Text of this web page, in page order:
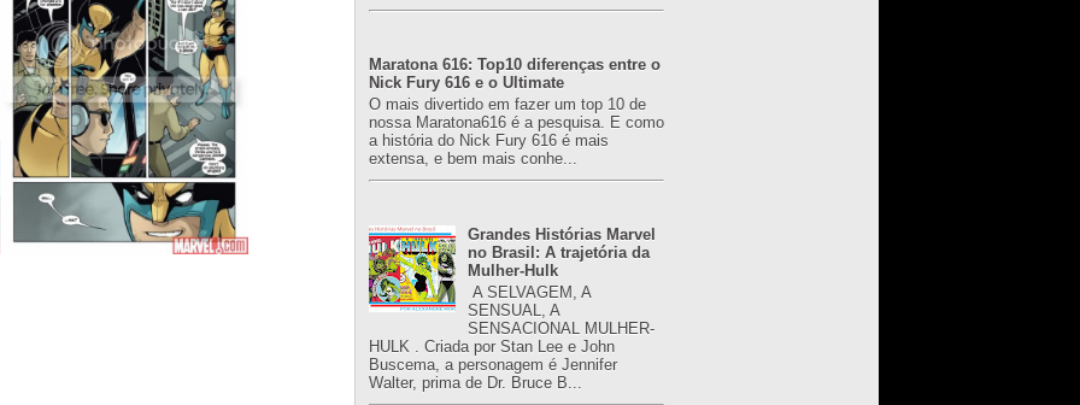
Maratona 616: Top10 diferenças entre o
Nick Fury 616 e o Ultimate
O mais divertido em fazer um top 10 de
nossa Maratona616 é a pesquisa. E como
a história do Nick Fury 616 é mais
extensa, e bem mais conhe...
Grandes Histórias Marvel
no Brasil: A trajetória da
Mulher-Hulk
A SELVAGEM, A
SENSUAL, A
SENSACIONAL MULHER-
HULK . Criada por Stan Lee e John
Buscema, a personagem é Jennifer
Walter, prima de Dr. Bruce B...